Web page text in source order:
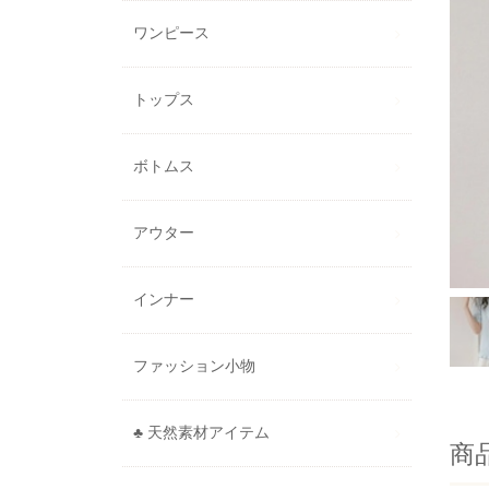
商
ワンピース
トップス
ボトムス
アウター
インナー
ファッション小物
♣ 天然素材アイテム